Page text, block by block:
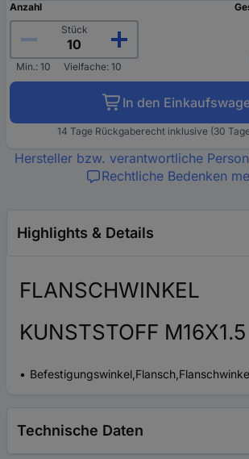
Anzahl
Stück
Min.: 10 Vielfache: 10
In den
14 Tage Rückgaberecht inklusive (30
Hersteller bzw. verantwortliche
Rechtliche Bedenken
Highlights & Details
FLANSCHWINKEL
KUNSTSTOFF
Technische Daten